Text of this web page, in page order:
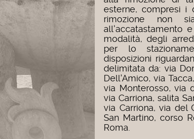
esterne, compresi i
rimozione non
all'accatastamento
modalità, degli
per lo
disposizioni
delimitata da: via
Dell'Amico, via
via Monterosso, via
via Carriona, salita
via Carriona, via del
San Martino, corso
Roma.